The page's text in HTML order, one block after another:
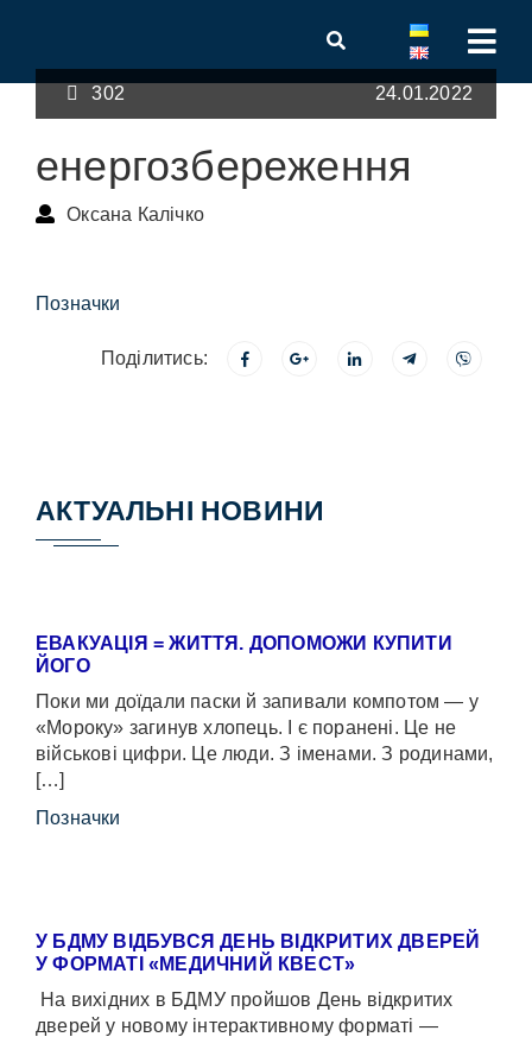
302 24.01.2022
енергозбереження
Оксана Калічко
Позначки
Поділитись:
АКТУАЛЬНІ НОВИНИ
ЕВАКУАЦІЯ = ЖИТТЯ. ДОПОМОЖИ КУПИТИ
ЙОГО
Поки ми доїдали паски й запивали компотом — у
«Мороку» загинув хлопець. І є поранені. Це не
військові цифри. Це люди. З іменами. З родинами,
[…]
Позначки
У БДМУ ВІДБУВСЯ ДЕНЬ ВІДКРИТИХ ДВЕРЕЙ
У ФОРМАТІ «МЕДИЧНИЙ КВЕСТ»
На вихідних в БДМУ пройшов День відкритих
дверей у новому інтерактивному форматі —